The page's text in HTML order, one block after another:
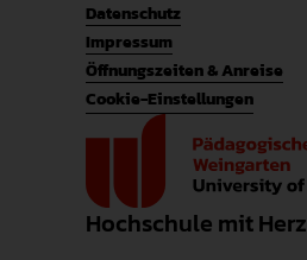
Datenschutz
Impressum
Öffnungszeiten & Anreise
Cookie-Einstellungen
Hochschule mit Herz